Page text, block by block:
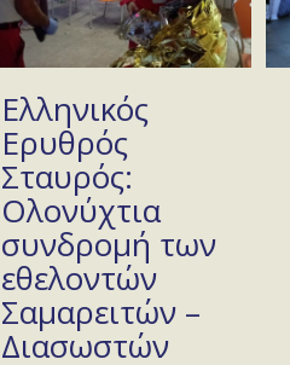
Ελληνικός
Ερυθρός
Σταυρός:
Ολονύχτια
συνδρομή των
εθελοντών
Σαμαρειτών –
Διασωστών